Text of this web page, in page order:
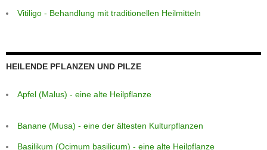
Vitiligo - Behandlung mit traditionellen Heilmitteln
HEILENDE PFLANZEN UND PILZE
Apfel (Malus) - eine alte Heilpflanze
Banane (Musa) - eine der ältesten Kulturpflanzen
Basilikum (Ocimum basilicum) - eine alte Heilpflanze